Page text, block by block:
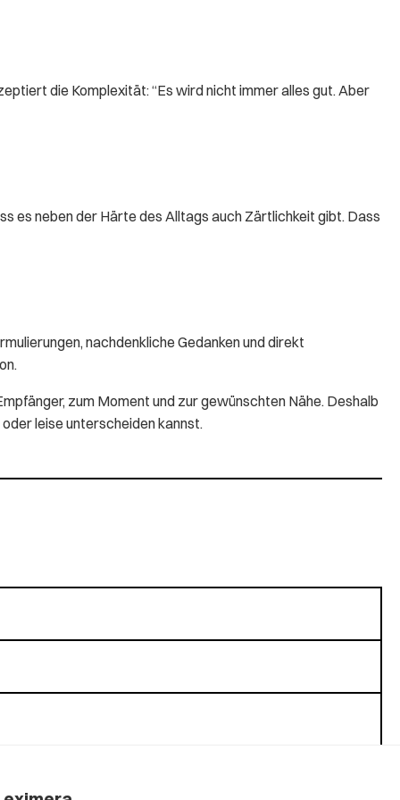
die Komplexität: “Es wird nicht immer alles gut. Aber
es neben der Härte des Alltags auch Zärtlichkeit gibt. Dass
nachdenkliche Gedanken und direkt
zum Moment und zur gewünschten Nähe. Deshalb
leise unterscheiden kannst.